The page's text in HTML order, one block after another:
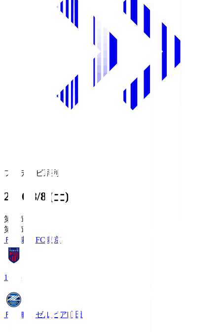
フジテレビ系列
2026/8/8 (土)
第1節
第1節
ＦＣ東京 FC東京
19:06
ＦＣ町田ゼルビア町田